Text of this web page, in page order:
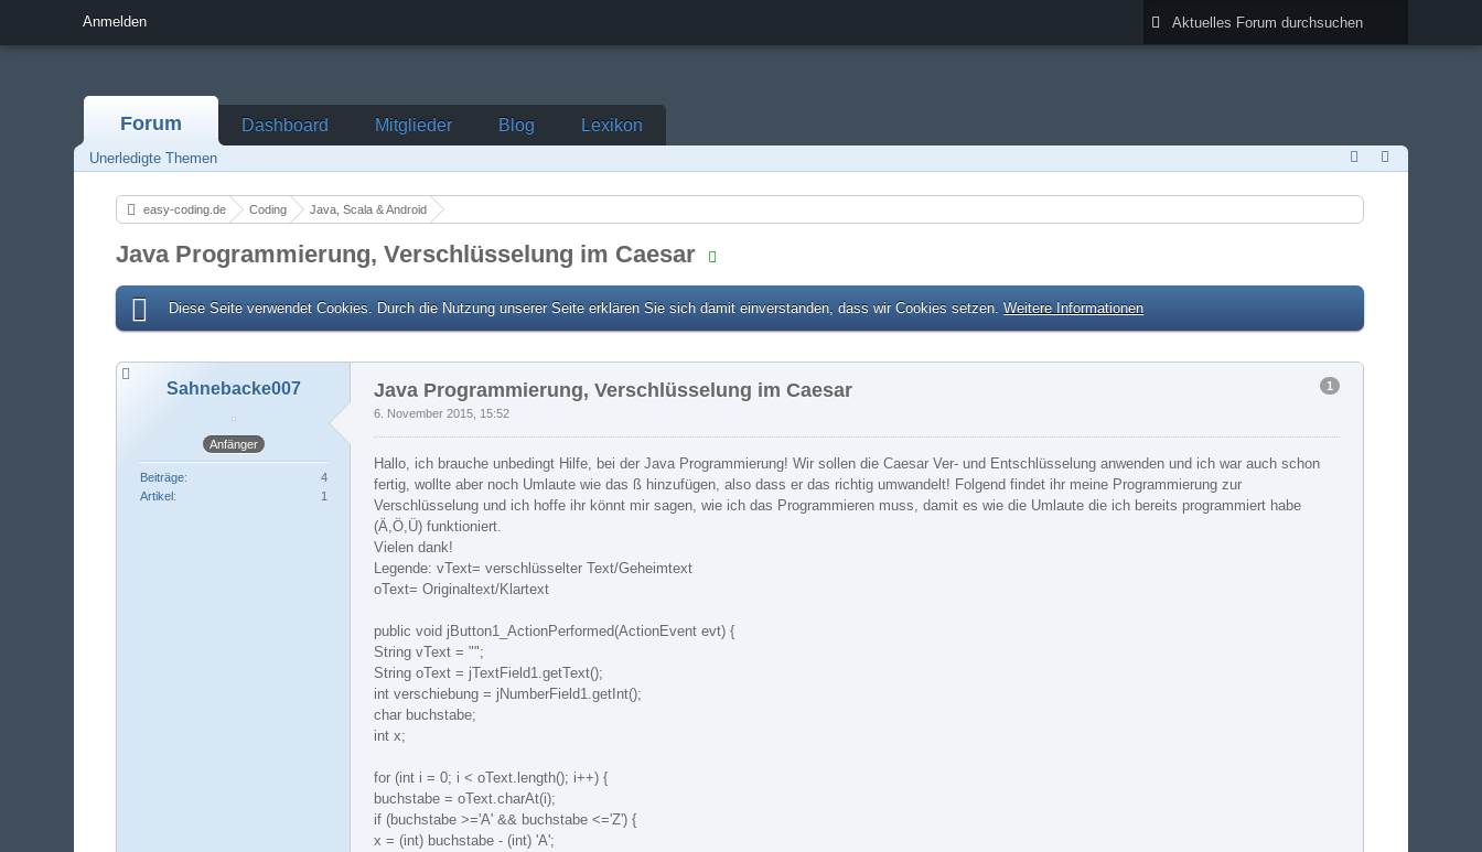
Anmelden
Forum Dashboard Mitglieder Blog Lexikon
Unerledigte Themen
easy-coding.de Coding Java, Scala & Android
Java Programmierung, Verschlüsselung im Caesar
Diese Seite verwendet Cookies. Durch die Nutzung unserer Seite erklären Sie sich damit einverstanden, dass wir Cookies setzen.Weitere Informationen
Sahnebacke007
Anfänger
Beiträge
4
Artikel
1
1
Java Programmierung, Verschlüsselung im Caesar
6. November 2015, 15:52
Hallo, ich brauche unbedingt Hilfe, bei der Java Programmierung! Wir sollen die Caesar Ver- und Entschlüsselung anwenden und ich war auch schon
fertig, wollte aber noch Umlaute wie das ß hinzufügen, also dass er das richtig umwandelt! Folgend findet ihr meine Programmierung zur
Verschlüsselung und ich hoffe ihr könnt mir sagen, wie ich das Programmieren muss, damit es wie die Umlaute die ich bereits programmiert habe
(Ä,Ö,Ü) funktioniert.
Vielen dank!
Legende: vText= verschlüsselter Text/Geheimtext
oText= Originaltext/Klartext
public void jButton1_ActionPerformed(ActionEvent evt) {
String vText = "";
String oText = jTextField1.getText();
int verschiebung = jNumberField1.getInt();
char buchstabe;
int x;
for (int i = 0; i < oText.length(); i++) {
buchstabe = oText.charAt(i);
if (buchstabe >='A' && buchstabe <='Z') {
x = (int) buchstabe - (int) 'A';